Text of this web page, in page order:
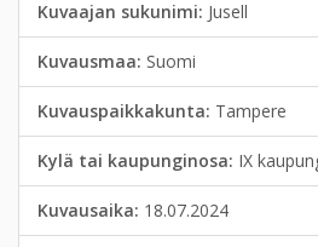
Kuvaajan sukunimi: Jusell
Kuvausmaa: Suomi
Kuvauspaikkakunta: Tampere
Kylä tai kaupunginosa: IX
Kuvausaika: 18.07.2024